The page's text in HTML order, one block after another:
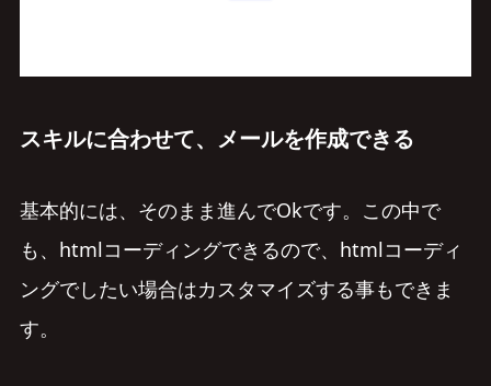
スキルに合わせて、メールを作成できる
基本的には、そのまま進んでOkです。この中で
も、htmlコーディングできるので、htmlコーディ
ングでしたい場合はカスタマイズする事もできま
す。